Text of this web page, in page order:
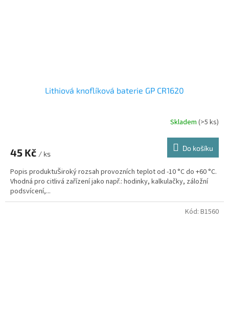
Lithiová knoflíková baterie GP CR1620
Skladem (>5 ks)
45 Kč / ks
Do košíku
Popis produktuŠiroký rozsah provozních teplot od -10 °C do +60 °C.
Vhodná pro citlivá zařízení jako např.: hodinky, kalkulačky, záložní
podsvícení,...
Kód: B1560